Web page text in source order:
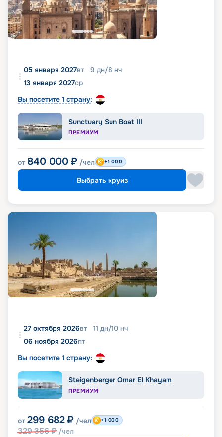
05 января 2027вт 9 дн/8 нч
13 января 2027ср
Вы посетите 1 страну:
Sunctuary Sun Boat III
ПРЕМИУМ
от 840 000 ₽ /чел +1 000
Выбрать круиз
27 октября 2026вт 11 дн/10 нч
06 ноября 2026пт
Вы посетите 1 страну:
Steigenberger Omar El Khayam
ПРЕМИУМ
от 299 682 ₽ /чел
329 356₽ /чел
+1 000